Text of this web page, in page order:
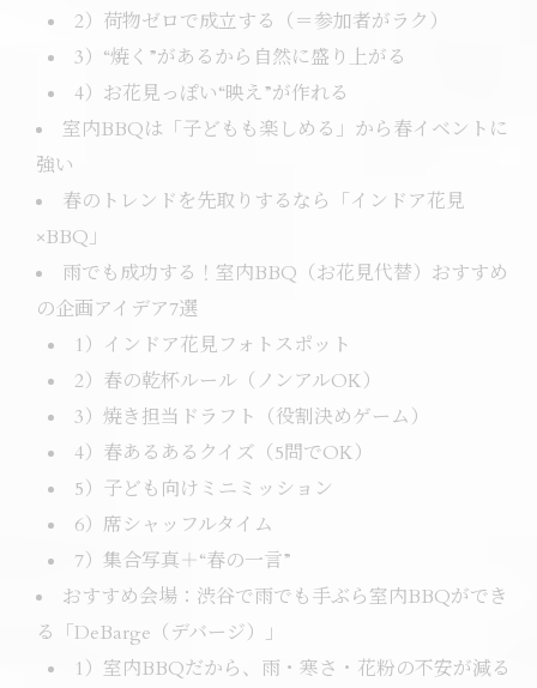
2）荷物ゼロで成立する（＝参加者がラク）
3）“焼く”があるから自然に盛り上がる
4）お花見っぽい“映え”が作れる
室内BBQは「子どもも楽しめる」から春イベントに
強い
春のトレンドを先取りするなら「インドア花見
×BBQ」
雨でも成功する！室内BBQ（お花見代替）おすすめ
の企画アイデア7選
1）インドア花見フォトスポット
2）春の乾杯ルール（ノンアルOK）
3）焼き担当ドラフト（役割決めゲーム）
4）春あるあるクイズ（5問でOK）
5）子ども向けミニミッション
6）席シャッフルタイム
7）集合写真＋“春の一言”
おすすめ会場：渋谷で雨でも手ぶら室内BBQができ
る「DeBarge（デバージ）」
1）室内BBQだから、雨・寒さ・花粉の不安が減る